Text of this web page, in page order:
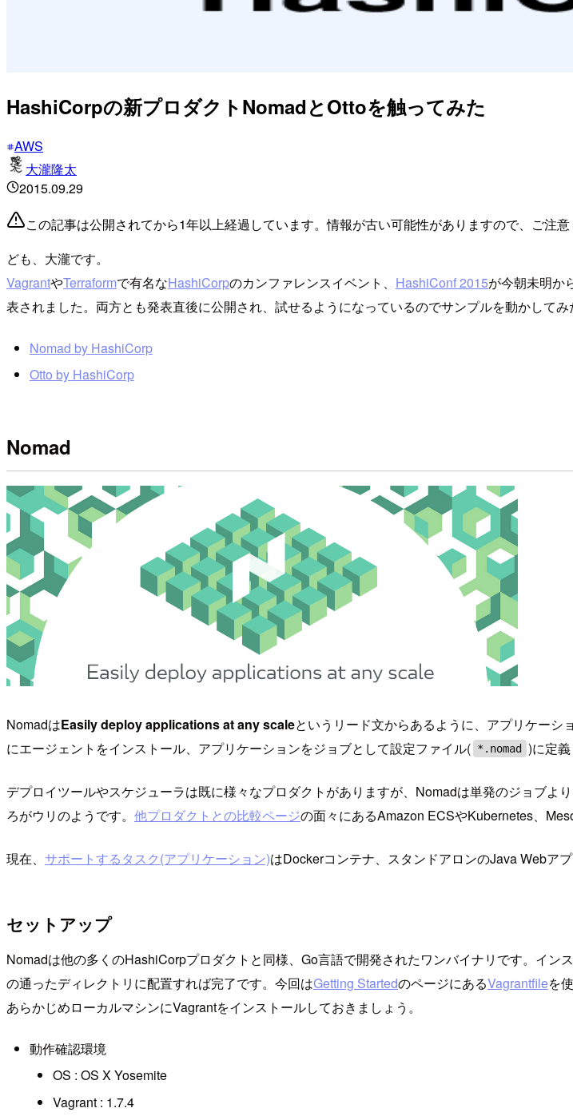
HashiCorpの新プロダクトNomadとOttoを触ってみた
AWS
大瀧隆太
2015.09.29
この記事は公開されてから1年以上経過しています。情報が古い可能性がありますので、ご注意
ども、大瀧です。
VagrantやTerraformで有名なHashiCorpのカンファレンスイベント、 HashiConf 2015が今朝未明か
表されました。両方とも発表直後に公開され、試せるようになっているのでサンプルを動かしてみ
Nomad by HashiCorp
Otto by HashiCorp
Nomad
NomadはEasily deploy applications at any scaleというリード文からあるように、アプリケーシ
にエージェントをインストール、アプリケーションをジョブとして設定ファイル( *.nomad )に定
デプロイツールやスケジューラは既に様々なプロダクトがありますが、Nomadは単発のジョブ
ろがウリのようです。 他プロダクトとの比較ページの面々にあるAmazon ECSやKubernetes、
現在、 サポートするタスク(アプリケーション)はDockerコンテナ、スタンドアロンのJava Webア
セットアップ
Nomadは他の多くのHashiCorpプロダクトと同様、Go言語で開発されたワンバイナリです。イン
の通ったディレクトリに配置すれば完了です。今回はGetting StartedのページにあるVagrantfileを
あらかじめローカルマシンにVagrantをインストールしておきましょう。
動作確認環境
OS : OS X Yosemite
Vagrant : 1.7.4